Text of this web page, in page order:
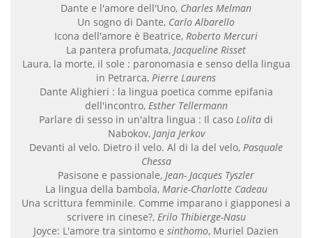
Dante e l'amore dell'Uno, Charles Melman
Un sogno di Dante, Carlo Albarello
Icona dell'amore è Beatrice, Roberto Mercuri
La pantera profumata, Jacqueline Risset
Laura, la morte, il sole : paronomasia e senso della lingua
in Petrarca, Pierre Laurens
Dante Alighieri : la lingua poetica comme epifania
dell'incontro, Esther Tellermann
Parlare di sesso in un'altra lingua : Il caso Lolita di
Nabokov, Janja Jerkov
Devanti al velo. Dietro il velo. Al di la del velo, Pasquale
Chessa
Pasisone e passionale, Jean- Jacques Tyszler
La lingua della bambola, Marie-Charlotte Cadeau
Una scrittura femminile. Comme imparano i giapponesi a
scrivere in cinese?, Erilo Thibierge-Nasu
Joyce: L'amore tra sintomo e sinthomo, Muriel Dazien